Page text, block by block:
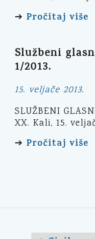
➔ Pročitaj više
Službeni
1/2013.
15. veljače 2013.
SLUŽBENI
XX. Kali, 15.
➔ Pročitaj više